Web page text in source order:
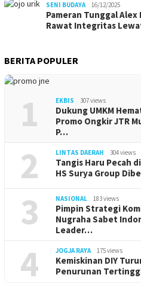
SENI BUDAYA 16/12/2025
Pameran Tunggal Alex
Rawat Integritas
BERITA POPULER
1 EKBIS 307 views
Dukung UMKM
Promo Ongkir JTR
P…
2 LINTAS DAERAH 304 views
Tangis Haru Pecah
HS Surya Group
3 NASIONAL 183 views
Pimpin Strategi
Nugraha Sabet
Leader…
4 JOGJA RAYA 175 views
Kemiskinan DIY
Penurunan